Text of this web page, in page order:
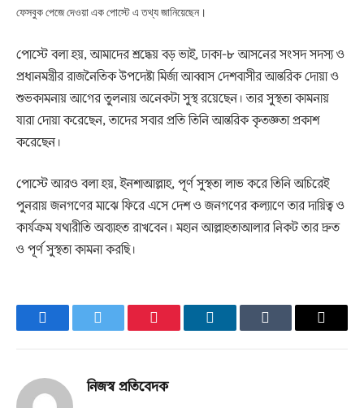
ফেসবুক পেজে দেওয়া এক পোস্টে এ তথ্য জানিয়েছেন।
পোস্টে বলা হয়, আমাদের শ্রদ্ধেয় বড় ভাই, ঢাকা-৮ আসনের সংসদ সদস্য ও
প্রধানমন্ত্রীর রাজনৈতিক উপদেষ্টা মির্জা আব্বাস দেশবাসীর আন্তরিক দোয়া ও
শুভকামনায় আগের তুলনায় অনেকটা সুস্থ রয়েছেন। তার সুস্থতা কামনায়
যারা দোয়া করেছেন, তাদের সবার প্রতি তিনি আন্তরিক কৃতজ্ঞতা প্রকাশ
করেছেন।
পোস্টে আরও বলা হয়, ইনশাআল্লাহ, পূর্ণ সুস্থতা লাভ করে তিনি অচিরেই
পুনরায় জনগণের মাঝে ফিরে এসে দেশ ও জনগণের কল্যাণে তার দায়িত্ব ও
কার্যক্রম যথারীতি অব্যাহত রাখবেন। মহান আল্লাহতাআলার নিকট তার দ্রুত
ও পূর্ণ সুস্থতা কামনা করছি।
FacebookTwitter PinterestLinkedInTumblr Email
নিজস্ব প্রতিবেদক